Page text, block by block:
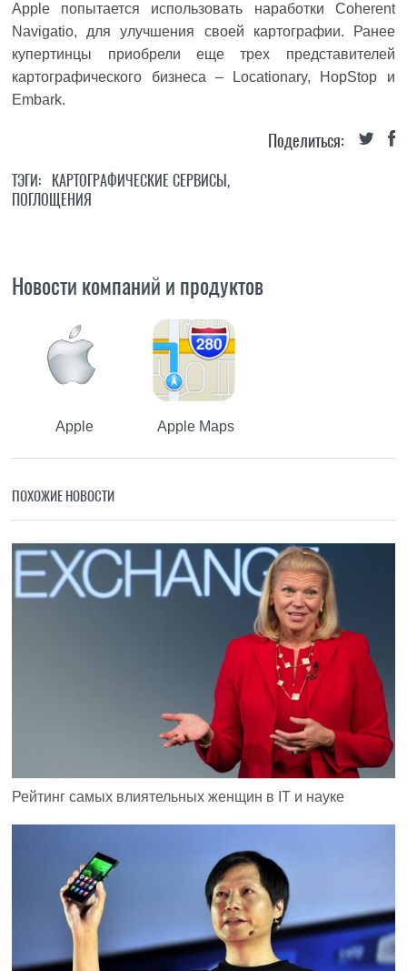
Apple попытается использовать наработки Coherent
Navigatio, для улучшения своей картографии. Ранее
купертинцы приобрели еще трех представителей
картографического бизнеса – Locationary, HopStop и
Embark.
Поделиться:
ТЭГИ: КАРТОГРАФИЧЕСКИЕ СЕРВИСЫ,
ПОГЛОЩЕНИЯ
Новости компаний и продуктов
Apple Apple Maps
ПОХОЖИЕ НОВОСТИ
Рейтинг самых влиятельных женщин в IT и науке